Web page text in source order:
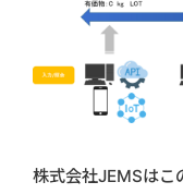
株式会社JEMSはこ